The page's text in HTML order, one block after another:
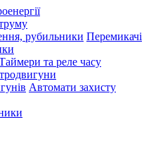
Перемикачі
та реле часу
Автомати захисту